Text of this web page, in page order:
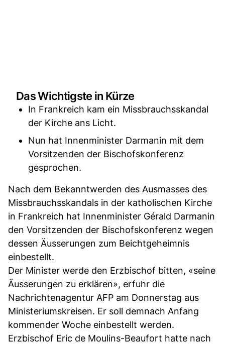
Das Wichtigste in Kürze
In Frankreich kam ein Missbrauchsskandal
der Kirche ans Licht.
Nun hat Innenminister Darmanin mit dem
Vorsitzenden der Bischofskonferenz
gesprochen.
Nach dem Bekanntwerden des Ausmasses des
Missbrauchsskandals in der katholischen Kirche
in Frankreich hat Innenminister Gérald Darmanin
den Vorsitzenden der Bischofskonferenz wegen
dessen Äusserungen zum Beichtgeheimnis
einbestellt.
Der Minister werde den Erzbischof bitten, «seine
Äusserungen zu erklären», erfuhr die
Nachrichtenagentur AFP am Donnerstag aus
Ministeriumskreisen. Er soll demnach Anfang
kommender Woche einbestellt werden.
Erzbischof Eric de Moulins-Beaufort hatte nach